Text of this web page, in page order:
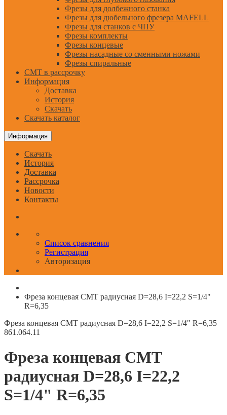
Фрезы для долбежного станка
Фрезы для дюбельного фрезера MAFELL
Фрезы для станков с ЧПУ
Фрезы комплекты
Фрезы концевые
Фрезы насадные со сменными ножами
Фрезы спиральные
CMT в рассрочку
Информация
Доставка
История
Скачать
Скачать каталог
Информация
Скачать
История
Доставка
Рассрочка
Новости
Контакты
Список сравнения
Регистрация
Авторизация
Фреза концевая CMT радиусная D=28,6 I=22,2 S=1/4"
R=6,35
Фреза концевая CMT радиусная D=28,6 I=22,2 S=1/4" R=6,35
861.064.11
Фреза концевая CMT
радиусная D=28,6 I=22,2
S=1/4" R=6,35